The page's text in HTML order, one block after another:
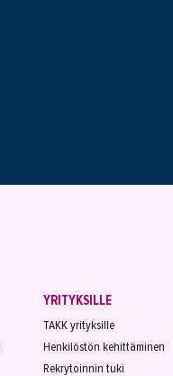
YRITYKSILLE
TAKK yrityksille
Henkilöstön kehittäminen
Rekrytoinnin tuki